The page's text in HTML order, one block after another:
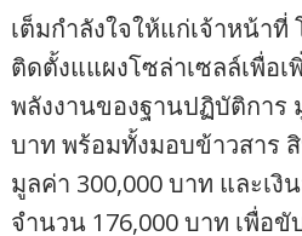
เต็มกำลังใจให้แก่เจ้าหน้า
ติดตั้งแแผงโซล่าเซลล์เพื่อ
พลังงานของฐานปฏิบัติการ
บาท พร้อมทั้งมอบข้าวสาร
มูลค่า 300,000 บาท และเ
จำนวน 176,000 บาท เพื่อ